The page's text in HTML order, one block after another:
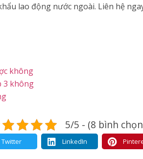
lao động nước ngoài. Liên hệ
không
3 không
5/5 - (8 bình
Twitter LinkedIn